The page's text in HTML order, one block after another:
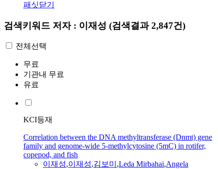
패싯닫기
검색키워드 저자 : 이재성 (검색결과 2,847건)
전체선택
무료
기관내 무료
유료
KCI등재
Correlation between the DNA methyltransferase (Dnmt) gene
family and genome-wide 5-methylcytosine (5mC) in rotifer,
copepod, and fish
이재성,이재성,김보미 ,Leda Mirbahai,Angela